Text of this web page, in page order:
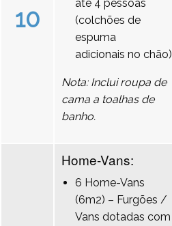
10
até 4 pessoas
(colchões de
espuma
adicionais no chão)
Nota: Inclui roupa de
cama a toalhas de
banho.
Home-Vans:
6 Home-Vans
(6m2) – Furgões /
Vans dotadas com